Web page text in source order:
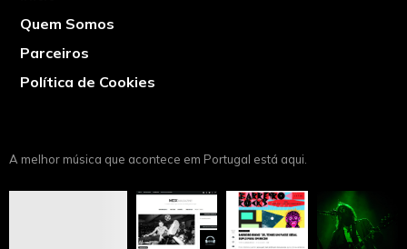
Quem Somos
Parceiros
Política de Cookies
A melhor música que acontece em Portugal está aqui.